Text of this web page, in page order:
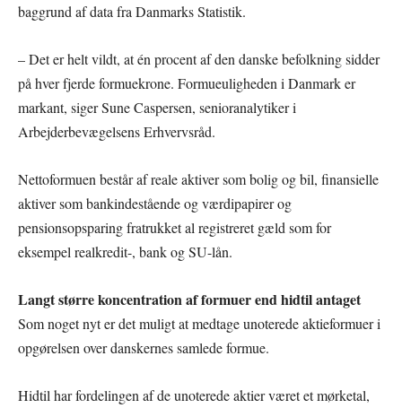
baggrund af data fra Danmarks Statistik.
– Det er helt vildt, at én procent af den danske befolkning sidder
på hver fjerde formuekrone. Formueuligheden i Danmark er
markant, siger Sune Caspersen, senioranalytiker i
Arbejderbevægelsens Erhvervsråd.
Nettoformuen består af reale aktiver som bolig og bil, finansielle
aktiver som bankindestående og værdipapirer og
pensionsopsparing fratrukket al registreret gæld som for
eksempel realkredit-, bank og SU-lån.
Langt større koncentration af formuer end hidtil antaget
Som noget nyt er det muligt at medtage unoterede aktieformuer i
opgørelsen over danskernes samlede formue.
Hidtil har fordelingen af de unoterede aktier været et mørketal,